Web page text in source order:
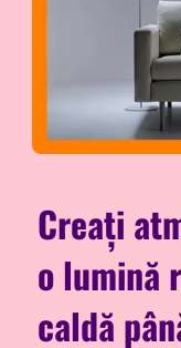
Creați
o lumină
caldă